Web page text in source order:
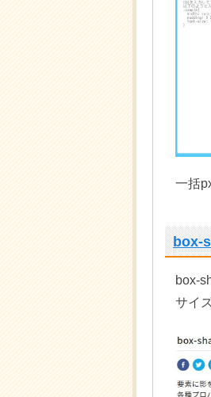
一括
box-
box-
サイ